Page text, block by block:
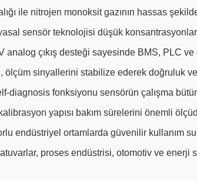
ile nitrojen monoksit gazının hassas
sensör teknolojisi düşük
analog çıkış desteği sayesinde BMS, PLC
ölçüm sinyallerini stabilize ederek doğruluk ve
diagnosis fonksiyonu sensörün çalışma
yapısı bakım sürelerini önemli
endüstriyel ortamlarda güvenilir kullanım
proses endüstrisi, otomotiv ve enerji